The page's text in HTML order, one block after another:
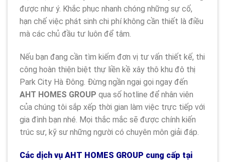
được như ý. Khắc phục nhanh chóng những sự cố,
hạn chế việc phát sinh chi phí không cần thiết là điều
mà các chủ đầu tư luôn để tâm.
Nếu bạn đang cần tìm kiếm đơn vị tư vấn thiết kế, thi
công hoàn thiện biệt thự liền kề xây thô khu đô thị
Park City Hà Đông. Đừng ngần ngại gọi ngay đến
AHT HOMES GROUP qua số hotline để nhân viên
của chúng tôi sắp xếp thời gian làm việc trực tiếp với
gia đình bạn nhé. Mọi thắc mắc sẽ được chính kiến
trúc sư, kỹ sư những người có chuyên môn giải đáp.
Các dịch vụ AHT HOMES GROUP cung cấp tại